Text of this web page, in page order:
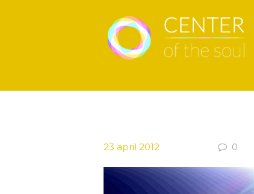
23 april 2012 0